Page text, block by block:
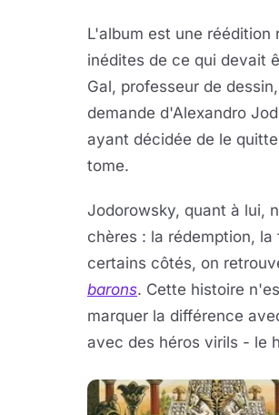
L'album est une réédition
inédites de ce qui devait
Gal, professeur de
demande d'Alexandro
ayant décidée de le
tome.
Jodorowsky, quant à lui,
chères : la rédemption,
certains côtés, on
barons. Cette histoire
marquer la différence
avec des héros virils - le